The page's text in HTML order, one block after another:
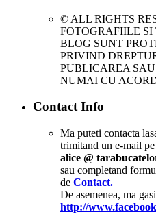
© ALL RIGHTS
FOTOGRAFIILE SI
BLOG SUNT
PRIVIND
PUBLICAREA
NUMAI CU
Contact Info
Ma puteti contacta
trimitand un e-mail pe
alice @
sau completand
de Contact.
De asemenea, ma
http://